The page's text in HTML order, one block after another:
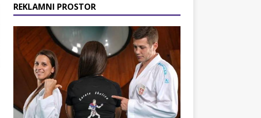
REKLAMNI PROSTOR